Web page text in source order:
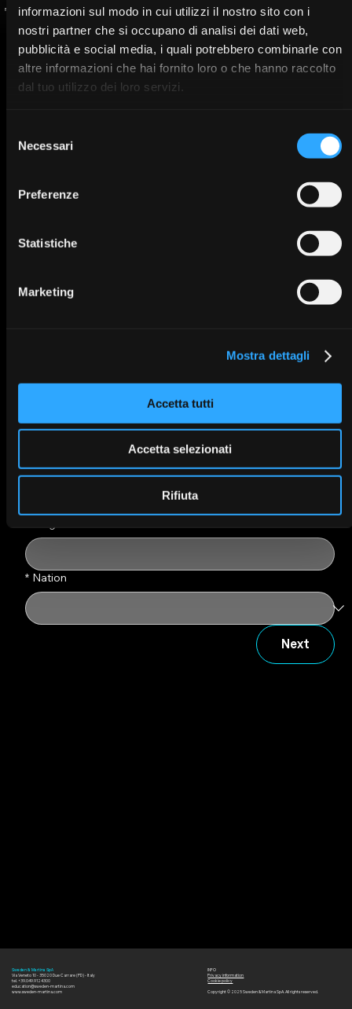
informazioni sul modo in cui utilizzi il nostro sito con i
nostri partner che si occupano di analisi dei dati web,
pubblicità e social media, i quali potrebbero combinarle con
altre informazioni che hai fornito loro o che hanno raccolto
dal tuo utilizzo dei loro servizi.
delNecessari
Preferenze
Statistiche
Marketing
Mostra dettagli
Accetta tutti
Accetta selezionati
Rifiuta
Brandazzi Matteo Lodi Marco
Pre-register now
* Telephone
Year
* Nation
Next
Sweden & Martina SpA
Via Veneto 10 - 35020 Due Carrare (PD) - Italy
tel. +39.049.9124300
education@sweden-martina.com
www.sweden-martina.com
INFO
Privacy information
Cookie policy
Copyright © 2025 Sweden & Martina SpA. All rights reserved.